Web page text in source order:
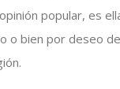
popular, es
o bien por deseo